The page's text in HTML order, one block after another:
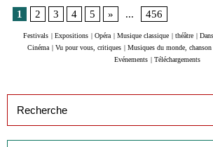
1
2 3 4 5 » ... 456
Festivals Expositions Opéra Musique classique théâtre
Cinéma
Vu pour vous, critiques Musiques du monde, chanson
Evénements
Téléchargements